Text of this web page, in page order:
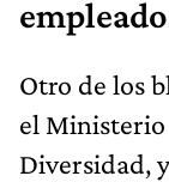
Otro de los
el Ministerio
Diversidad,